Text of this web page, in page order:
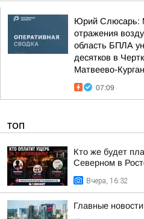
Юрий Слюсарь:
отражения
область БПЛА
десятков в
Матвеево-
07:09
ТОП
Кто же будет
Северном в
Вчера, 16:32
Главные новости